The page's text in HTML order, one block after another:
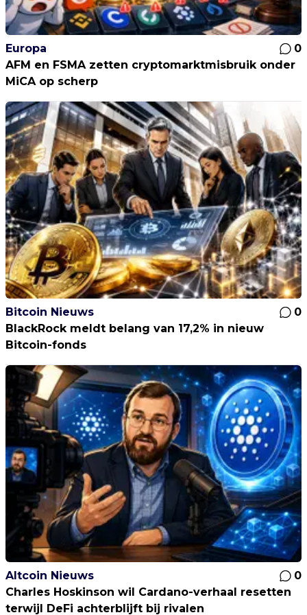
Europa
0
AFM en FSMA zetten cryptomarktmisbruik onder
MiCA op scherp
Bitcoin Nieuws
0
BlackRock meldt belang van 17,2% in nieuw
Bitcoin-fonds
Altcoin Nieuws
0
Charles Hoskinson wil Cardano-verhaal resetten
terwijl DeFi achterblijft bij rivalen